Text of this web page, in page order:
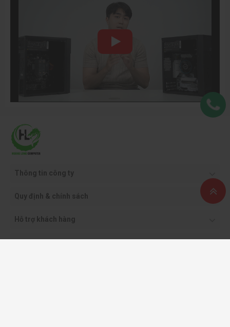
Thông tin công ty
Quy định & chính sách
Hỗ trợ khách hàng